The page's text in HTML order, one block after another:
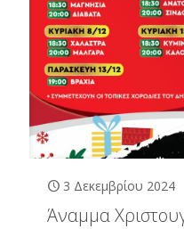
3 Δεκεμβρίου 2024
Άναμμα